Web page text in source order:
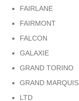
FAIRLANE
FAIRMONT
FALCON
GALAXIE
GRAND TORINO
GRAND MARQUIS
LTD